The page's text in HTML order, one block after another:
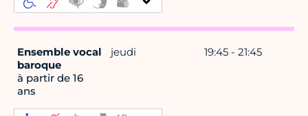
Ensemble vocal
baroque
à partir de 16
ans
jeudi 19:45 - 21:45